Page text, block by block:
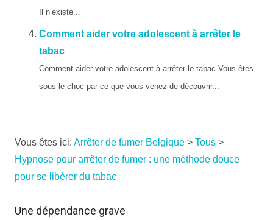
Il n’existe...
Comment aider votre adolescent à arrêter le
tabac
Comment aider votre adolescent à arrêter le tabac Vous êtes
sous le choc par ce que vous venez de découvrir...
Vous êtes ici: Arrêter de fumer Belgique > Tous >
Hypnose pour arrêter de fumer : une méthode douce
pour se libérer du tabac
Une dépendance grave